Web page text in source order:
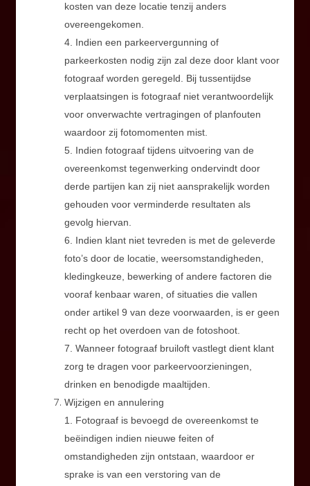
kosten van deze locatie tenzij anders
overeengekomen.
4. Indien een parkeervergunning of
parkeerkosten nodig zijn zal deze door klant voor
fotograaf worden geregeld. Bij tussentijdse
verplaatsingen is fotograaf niet verantwoordelijk
voor onverwachte vertragingen of planfouten
waardoor zij fotomomenten mist.
5. Indien fotograaf tijdens uitvoering van de
overeenkomst tegenwerking ondervindt door
derde partijen kan zij niet aansprakelijk worden
gehouden voor verminderde resultaten als
gevolg hiervan.
6. Indien klant niet tevreden is met de geleverde
foto’s door de locatie, weersomstandigheden,
kledingkeuze, bewerking of andere factoren die
vooraf kenbaar waren, of situaties die vallen
onder artikel 9 van deze voorwaarden, is er geen
recht op het overdoen van de fotoshoot.
7. Wanneer fotograaf bruiloft vastlegt dient klant
zorg te dragen voor parkeervoorzieningen,
drinken en benodigde maaltijden.
Wijzigen en annulering
1. Fotograaf is bevoegd de overeenkomst te
beëindigen indien nieuwe feiten of
omstandigheden zijn ontstaan, waardoor er
sprake is van een verstoring van de